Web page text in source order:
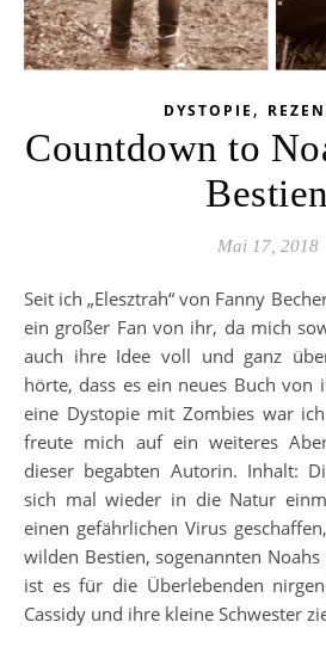
DYSTOPIE ,
Countdown to
Bestien
Mai 17, 2018
Seit ich „Elesztrah“ von Fanny Bechert gelesen habe, bin ich
ein großer Fan von ihr, da mich
auch ihre Idee voll und ganz
hörte, dass es ein neues Buch von
eine Dystopie mit Zombies war
freute mich auf ein weiteres
dieser begabten Autorin. Inhalt:
sich mal wieder in die Natur
einen gefährlichen Virus
wilden Bestien, sogenannten
ist es für die Überlebenden
Cassidy und ihre kleine Schwester